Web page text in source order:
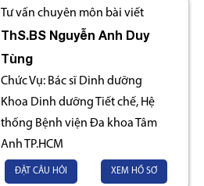
Tư vấn chuyên môn bài viết
ThS.BS Nguyễn Anh Duy
Tùng
Chức Vụ: Bác sĩ Dinh dưỡng
Khoa Dinh dưỡng Tiết chế, Hệ
thống Bệnh viện Đa khoa Tâm
Anh TP.HCM
ĐẶT CÂU HỎI XEM HỒ SƠ